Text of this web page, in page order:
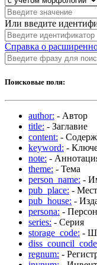
Или введите
Справка о
Поисковые поля:
author: - Автор
title: - Заглавие
content: -
keyword: -
note: -
theme: - Тема
person_name: -
pub_place: -
pub_house: -
persona: -
series: - Серия
storage_code: -
regnum: -